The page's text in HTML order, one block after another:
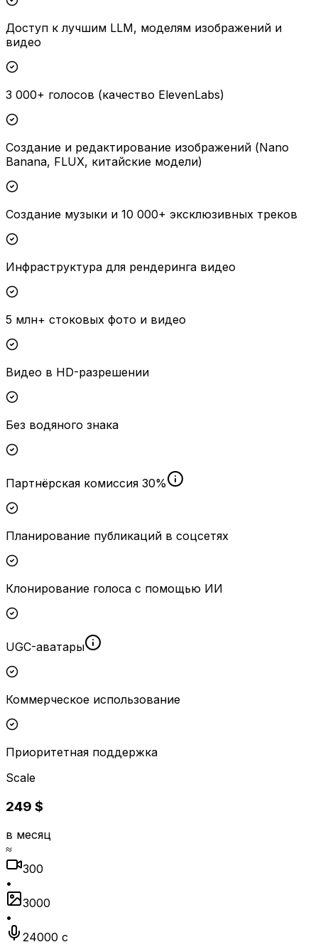
Доступ к лучшим LLM, моделям изображений и
видео
3 000+ голосов (качество ElevenLabs)
Создание и редактирование изображений (Nano
Banana, FLUX, китайские модели)
Создание музыки и 10 000+ эксклюзивных треков
Инфраструктура для рендеринга видео
5 млн+ стоковых фото и видео
Видео в HD-разрешении
Без водяного знака
Партнёрская комиссия 30%
Планирование публикаций в соцсетях
Клонирование голоса с помощью ИИ
UGC-аватары
Коммерческое использование
Приоритетная поддержка
Scale
249 $
в месяц
≈
300
•
3000
•
24000 с